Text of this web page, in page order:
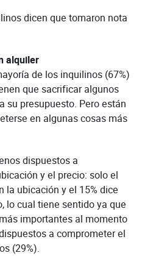
dicen que tomaron nota
alquiler
de los inquilinos (67%)
que sacrificar algunos
su presupuesto. Pero están
en algunas cosas más
dispuestos a
y el precio: solo el
la ubicación y el 15% dice
lo cual tiene sentido ya que
importantes al momento
a comprometer el
(29%).